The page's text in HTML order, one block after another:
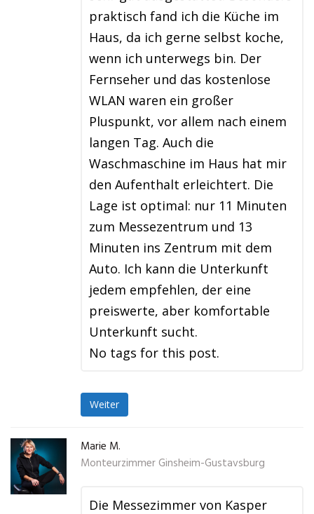
praktisch fand ich die Küche im
Haus, da ich gerne selbst koche,
wenn ich unterwegs bin. Der
Fernseher und das kostenlose
WLAN waren ein großer
Pluspunkt, vor allem nach einem
langen Tag. Auch die
Waschmaschine im Haus hat mir
den Aufenthalt erleichtert. Die
Lage ist optimal: nur 11 Minuten
zum Messezentrum und 13
Minuten ins Zentrum mit dem
Auto. Ich kann die Unterkunft
jedem empfehlen, der eine
preiswerte, aber komfortable
Unterkunft sucht.
No tags for this post.
Weiter
Marie M.
Monteurzimmer Ginsheim-Gustavsburg
Die Messezimmer von Kasper